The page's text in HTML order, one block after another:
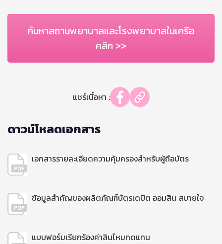
ค้นหาสถานพยาบาลและโรงพยาบาลในเครือ
คลิก >>
แชร์เนื้อหา :
ดาวน์โหลดเอกสาร
เอกสารรายละเอียดความคุ้มครองสำหรับผู้ถือบัตร
ข้อมูลสำคัญของผลิตภัณฑ์บัตรเดบิต ออมสิน สบายใจ
แบบฟอร์มเรียกร้องค่าสินไหมทดแทน